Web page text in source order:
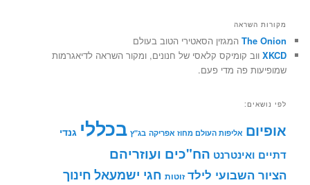
מקורות השראה
The Onion המגזין הסאטירי הטוב בעולם
XKCD ווב קומיקס קלאסי של חנונים, ומקור השראה לדיאגרמות
שמופיעות פה מדי פעם.
לפי נושאים:
אופיום אליפות העולם מחוז אפריקה בג"ץ בכללי גנדי
דתיים ואינטרנט הח"כים ועוזריהם
הציור השבועי לילד זוטות חגי ישמעאל חינוך